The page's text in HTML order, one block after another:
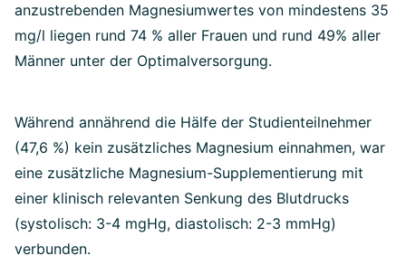
anzustrebenden Magnesiumwertes von mindestens 35
mg/l liegen rund 74 % aller Frauen und rund 49% aller
Männer unter der Optimalversorgung.
Während annährend die Hälfe der Studienteilnehmer
(47,6 %) kein zusätzliches Magnesium einnahmen, war
eine zusätzliche Magnesium-Supplementierung mit
einer klinisch relevanten Senkung des Blutdrucks
(systolisch: 3-4 mgHg, diastolisch: 2-3 mmHg)
verbunden.